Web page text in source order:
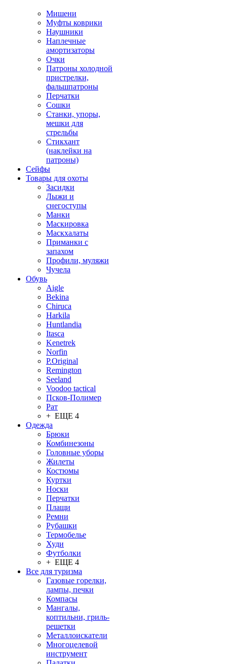
Мишени
Муфты коврики
Наушники
Наплечные
амортизаторы
Очки
Патроны холодной
пристрелки,
фальшпатроны
Перчатки
Сошки
Станки, упоры,
мешки для
стрельбы
Стикхант
(наклейки на
патроны)
Сейфы
Товары для охоты
Засидки
Лыжи и
снегоступы
Манки
Маскировка
Маскхалаты
Приманки с
запахом
Профили, муляжи
Чучела
Обувь
Aigle
Bekina
Chiruсa
Harkila
Huntlandia
Itasca
Kenetrek
Norfin
P.Original
Remington
Seeland
Voodoo tactical
Псков-Полимер
Рат
+ ЕЩЕ 4
Одежда
Брюки
Комбинезоны
Головные уборы
Жилеты
Костюмы
Куртки
Носки
Перчатки
Плащи
Ремни
Рубашки
Термобелье
Худи
Футболки
+ ЕЩЕ 4
Все для туризма
Газовые горелки,
лампы, печки
Компасы
Мангалы,
коптильни, гриль-
решетки
Металлоискатели
Многоцелевой
инструмент